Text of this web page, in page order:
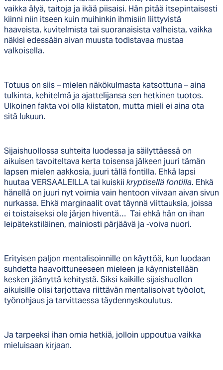
vaikka älyä, taitoja ja ikää piisaisi. Hän pitää itsepintaisesti
kiinni niin itseen kuin muihinkin ihmisiin liittyvistä
haaveista, kuvitelmista tai suoranaisista valheista, vaikka
näkisi edessään aivan muusta todistavaa mustaa
valkoisella.
Totuus on siis – mielen näkökulmasta katsottuna – aina
tulkinta, kehitelmä ja ajattelijansa sen hetkinen tuotos.
Ulkoinen fakta voi olla kiistaton, mutta mieli ei aina ota
sitä lukuun.
Sijaishuollossa suhteita luodessa ja säilyttäessä on
aikuisen tavoiteltava kerta toisensa jälkeen juuri tämän
lapsen mielen aakkosia, juuri tällä fontilla. Ehkä lapsi
huutaa VERSAALEILLA tai kuiskii kryptisellä fontilla. Ehkä
hänellä on juuri nyt voimia vain hentoon viivaan aivan sivun
nurkassa. Ehkä marginaalit ovat täynnä viittauksia, joissa
ei toistaiseksi ole järjen hiventä… Tai ehkä hän on ihan
leipätekstiläinen, mainiosti pärjäävä ja -voiva nuori.
Erityisen paljon mentalisoinnille on käyttöä, kun luodaan
suhdetta haavoittuneeseen mieleen ja käynnistellään
kesken jäänyttä kehitystä. Siksi kaikille sijaishuollon
aikuisille olisi tarjottava riittävän mentalisoivat työolot,
työnohjaus ja tarvittaessa täydennyskoulutus.
Ja tarpeeksi ihan omia hetkiä, jolloin uppoutua vaikka
mieluisaan kirjaan.